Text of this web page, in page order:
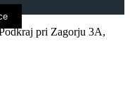
pri Zagorju 3A,